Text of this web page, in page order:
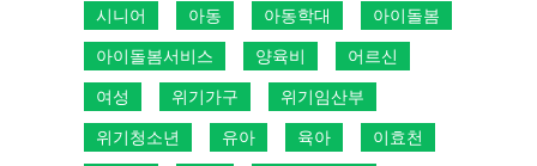
시니어
아동 아동학대
아이돌봄
아이돌봄서비스
양육비
어르신
여성
위기가구
위기임산부
위기청소년
유아 육아
이효천